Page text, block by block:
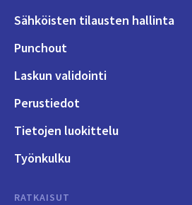
Sähköisten tilausten hallinta
Punchout
Laskun validointi
Perustiedot
Tietojen luokittelu
Työnkulku
RATKAISUT